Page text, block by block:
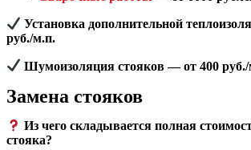
Установка дополнительной
руб./м.п.
Шумоизоляция стояков — от 400
Замена стояков
Из чего складывается полная
стояка?